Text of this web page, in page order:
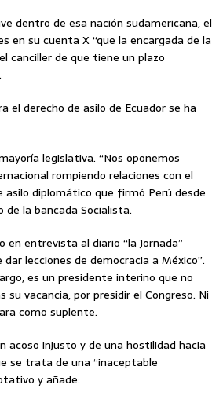
dentro de esa nación sudamericana, el
en su cuenta X “que la encargada de la
canciller de que tiene un plazo
el derecho de asilo de Ecuador se ha
legislativa. “Nos oponemos
rompiendo relaciones con el
asilo diplomático que firmó Perú desde
la bancada Socialista.
entrevista al diario “la Jornada”
lecciones de democracia a México”.
es un presidente interino que no
vacancia, por presidir el Congreso. Ni
como suplente.
acoso injusto y de una hostilidad hacia
se trata de una “inaceptable
y añade: